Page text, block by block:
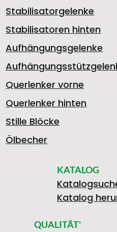
6
0
8
8
S
9
-
Stabilisatorgelenke
Stabilisatoren hinten
Aufhängungsgelenke
Querlenker vorne
Querlenker hinten
Stille Blöcke
Ölbecher
KATALOG
Katalog
QUALITÄT'